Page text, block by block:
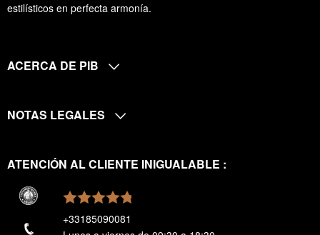
estilísticos en perfecta armonía.
ACERCA DE PIB
NOTAS LEGALES
ATENCIÓN AL CLIENTE INIGUALABLE :
+33185090081